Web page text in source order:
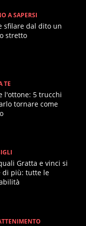
A SAPERSI
sfilare dal dito un
stretto
TE
l'ottone: 5 trucchi
tornare come
Gratta e vinci si
di più: tutte le